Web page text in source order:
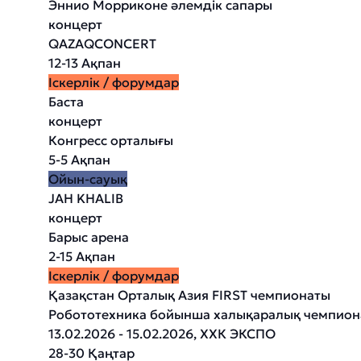
Эннио Морриконе әлемдік сапары
концерт
QAZAQCONCERT
12-13 Ақпан
Іскерлік / форумдар
Баста
концерт
Конгресс орталығы
5-5 Ақпан
Ойын-сауық
JAH KHALIB
концерт
Барыс арена
2-15 Ақпан
Іскерлік / форумдар
Қазақстан Орталық Азия FIRST чемпионаты
Робототехника бойынша халықаралық
13.02.2026 - 15.02.2026, ХХК ЭКСПО
28-30 Қаңтар